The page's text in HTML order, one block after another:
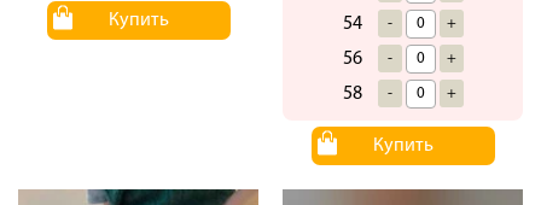
Купить 54 - +
56 - +
58 - +
Купить